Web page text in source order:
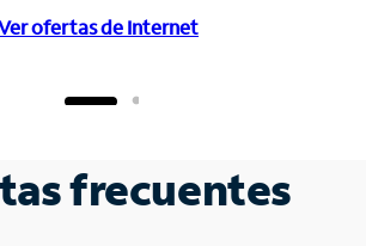
ofertas de Internet
frecuentes